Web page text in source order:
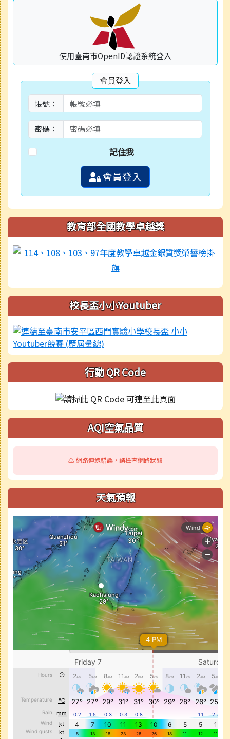
使用臺南市OpenID認證系統登入
會員登入
帳號：
密碼：
記住我
會員登入
教育部全國教學卓越獎
校長盃小小Youtuber
行動 QR Code
AQI空氣品質
⚠️ 網路連線錯誤，請檢查網路狀態
天氣預報